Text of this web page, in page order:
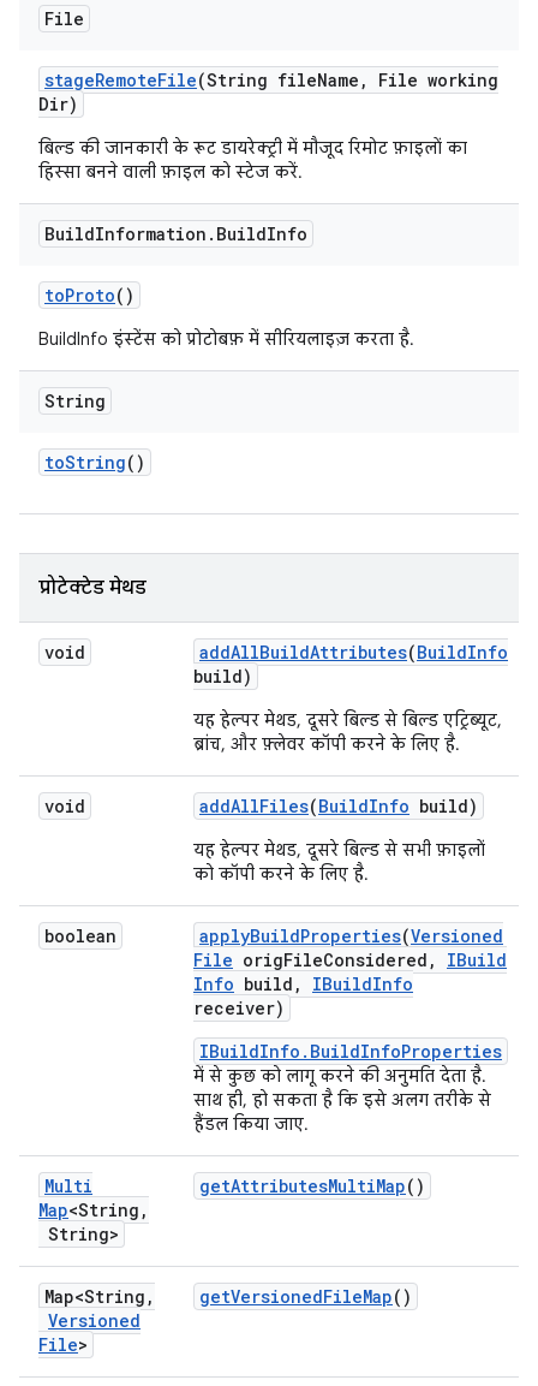
File
stageRemoteFile(String fileName ,
File working
Dir)
बिल्ड की जानकारी के रूट डायरेक्ट्री में मौजूद रिमोट फ़ाइलों का
हिस्सा बनने वाली फ़ाइल को स्टेज करें.
BuildInformation . BuildInfo
toProto()
BuildInfo इंस्टेंस को प्रोटोबफ़ में सीरियलाइज़ करता है.
String
toString()
प्रोटेक्टेड मेथड
void addAllBuildAttributes(BuildInfo
build)
यह हेल्पर मेथड, दूसरे बिल्ड से बिल्ड एट्रिब्यूट,
ब्रांच, और फ़्लेवर कॉपी करने के लिए है.
void addAllFiles(BuildInfo build)
यह हेल्पर मेथड, दूसरे बिल्ड से सभी फ़ाइलों
को कॉपी करने के लिए है.
boolean applyBuildProperties(Versioned
File origFileConsidered ,
IBuild
Info build , IBuildInfo
receiver)
IBuildInfo.BuildInfoProperties
में से कुछ को लागू करने की अनुमति देता है.
साथ ही, हो सकता है कि इसे अलग तरीके से
हैंडल किया जाए.
Multi
Map<String ,
String>
getAttributesMultiMap()
Map<String ,
Versioned
File>
getVersionedFileMap()